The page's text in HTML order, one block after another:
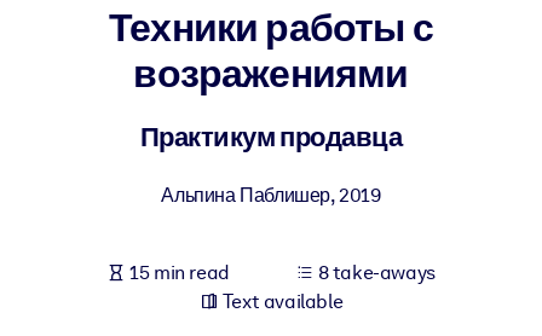
For LMS/LXP
learning results.
For Corporate Libraries
knowledge.
Техники работы с
возражениями
Практикум продавца
Альпина Паблишер,2019
15 min read
8 take-aways
Text available